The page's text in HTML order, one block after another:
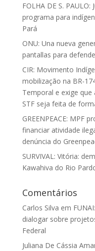
FOLHA DE S.
programa para
Pará
ONU: Una nueva
pantallas para
CIR: Movimento
mobilização na BR-
Temporal e exige
STF seja feita de
GREENPEACE: MPF
financiar atividade
denúncia do
SURVIVAL: Vitória:
Kawahiva do Rio
Comentários
Carlos Silva em
dialogar sobre
Federal
Juliana De Cássia